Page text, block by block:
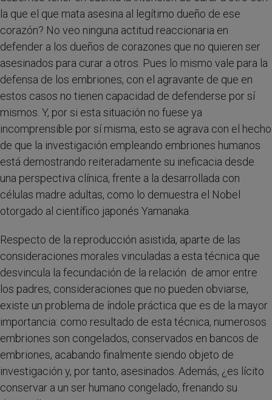
la que el que mata asesina al legítimo dueño de ese
corazón? No veo ninguna actitud reaccionaria en
defender a los dueños de corazones que no quieren ser
asesinados para curar a otros. Pues lo mismo vale para la
defensa de los embriones, con el agravante de que en
estos casos no tienen capacidad de defenderse por sí
mismos. Y, por si esta situación no fuese ya
incomprensible por sí misma, esto se agrava con el hecho
de que la investigación empleando embriones humanos
está demostrando reiteradamente su ineficacia desde
una perspectiva clínica, frente a la desarrollada con
células madre adultas, como lo demuestra el Nobel
otorgado al científico japonés Yamanaka.
Respecto de la reproducción asistida, aparte de las
consideraciones morales vinculadas a esta técnica que
desvincula la fecundación de la relación de amor entre
los padres, consideraciones que no pueden obviarse,
existe un problema de índole práctica que es de la mayor
importancia: como resultado de esta técnica, numerosos
embriones son congelados, conservados en bancos de
embriones, acabando finalmente siendo objeto de
investigación y, por tanto, asesinados. Además, ¿es lícito
conservar a un ser humano congelado, frenando su